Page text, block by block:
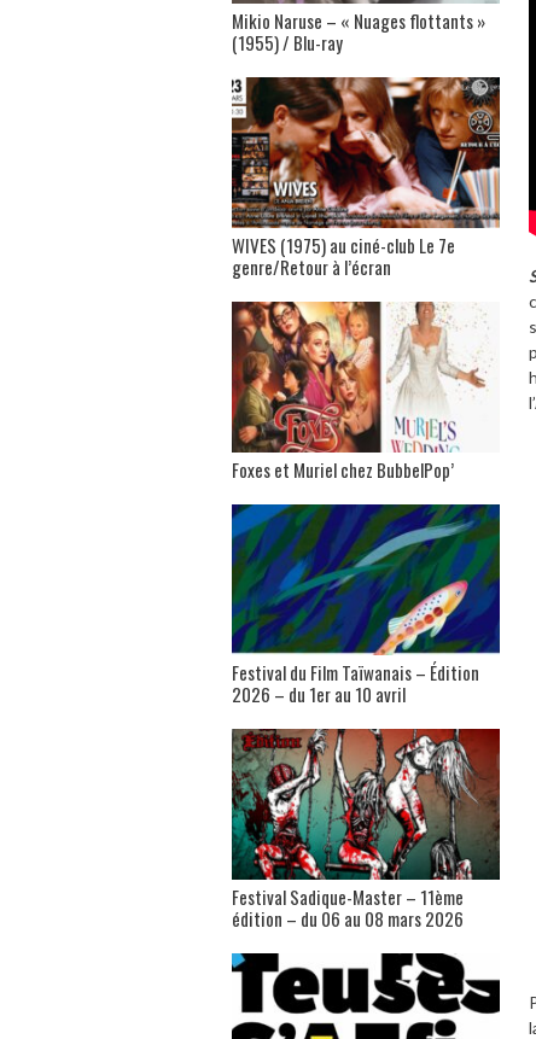
Mikio Naruse – « Nuages flottants »
(1955) / Blu-ray
WIVES (1975) au ciné-club Le 7e
genre/Retour à l’écran
Foxes et Muriel chez BubbelPop’
Festival du Film Taïwanais – Édition
2026 – du 1er au 10 avril
Festival Sadique-Master – 11ème
édition – du 06 au 08 mars 2026